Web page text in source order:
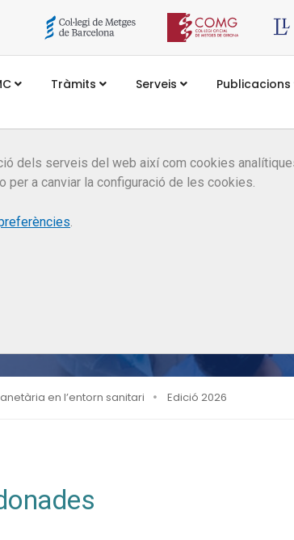
dels serveis del web així com cookies
per a canviar la configuració de les cookies.
.
Tràmits Serveis Publicacions
les millors
Conciliació
en l’entorn sanitari Edició 2026